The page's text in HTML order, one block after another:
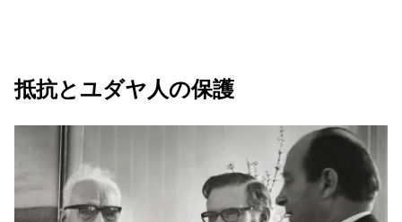
抵抗とユダヤ人の保護